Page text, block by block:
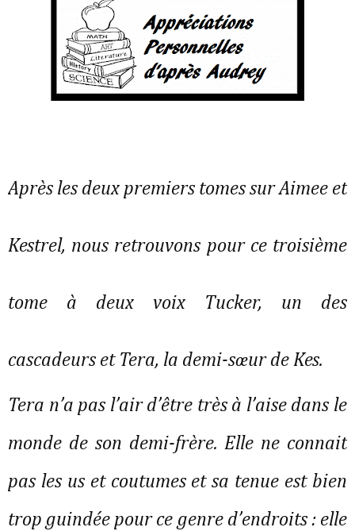
Après les deux premiers tomes sur Aimee et
Kestrel, nous retrouvons pour ce troisième
tome à deux voix Tucker, un des
cascadeurs et Tera, la demi-sœur de Kes.
Tera n’a pas l’air d’être très à l’aise dans le
monde de son demi-frère. Elle ne connait
pas les us et coutumes et sa tenue est bien
trop guindée pour ce genre d’endroits : elle